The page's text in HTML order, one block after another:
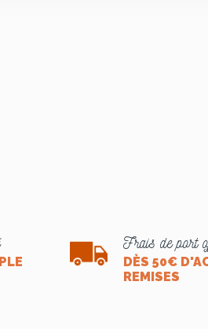
Frais de port
DÈS 50€
REMISES